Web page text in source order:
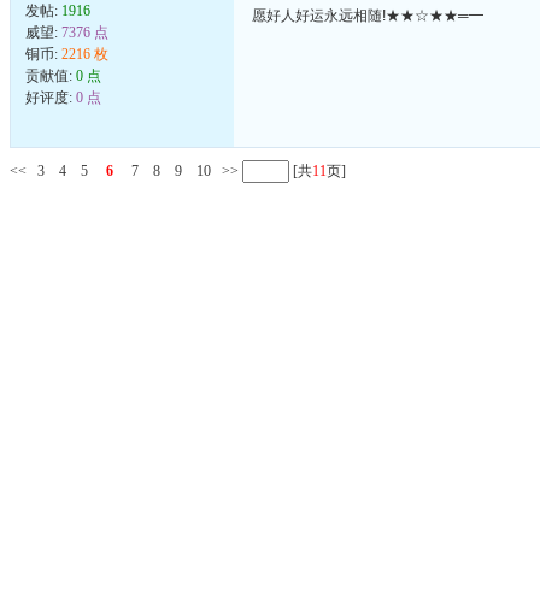
发帖: 1916
威望: 7376 点
铜币: 2216 枚
贡献值: 0 点
好评度: 0 点
愿好人好运永远相随!★★☆★★═━
<< 3 4 5 6 7 8 9 10 >> [共11页]